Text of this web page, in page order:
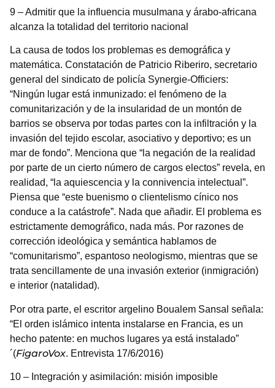
9 – Admitir que la influencia musulmana y árabo-africana
alcanza la totalidad del territorio nacional
La causa de todos los problemas es demográfica y
matemática. Constatación de Patricio Riberiro, secretario
general del sindicato de policía Synergie-Officiers:
“Ningún lugar está inmunizado: el fenómeno de la
comunitarización y de la insularidad de un montón de
barrios se observa por todas partes con la infiltración y la
invasión del tejido escolar, asociativo y deportivo; es un
mar de fondo”. Menciona que “la negación de la realidad
por parte de un cierto número de cargos electos” revela, en
realidad, “la aquiescencia y la connivencia intelectual”.
Piensa que “este buenismo o clientelismo cínico nos
conduce a la catástrofe”. Nada que añadir. El problema es
estrictamente demográfico, nada más. Por razones de
corrección ideológica y semántica hablamos de
“comunitarismo”, espantoso neologismo, mientras que se
trata sencillamente de una invasión exterior (inmigración)
e interior (natalidad).
Por otra parte, el escritor argelino Boualem Sansal señala:
“El orden islámico intenta instalarse en Francia, es un
hecho patente: en muchos lugares ya está instalado”
´(FigaroVox. Entrevista 17/6/2016)
10 – Integración y asimilación: misión imposible